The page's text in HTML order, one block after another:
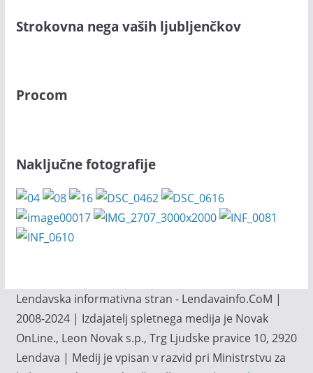
Strokovna nega vaših ljubljenčkov
Procom
Naključne fotografije
Lendavska informativna stran - Lendavainfo.CoM |
2008-2024 | Izdajatelj spletnega medija je Novak
OnLine., Leon Novak s.p., Trg Ljudske pravice 10, 2920
Lendava | Medij je vpisan v razvid pri Ministrstvu za